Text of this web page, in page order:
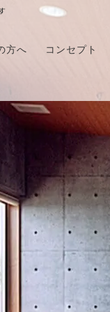
方へ コンセプト
完成見学会
BBH